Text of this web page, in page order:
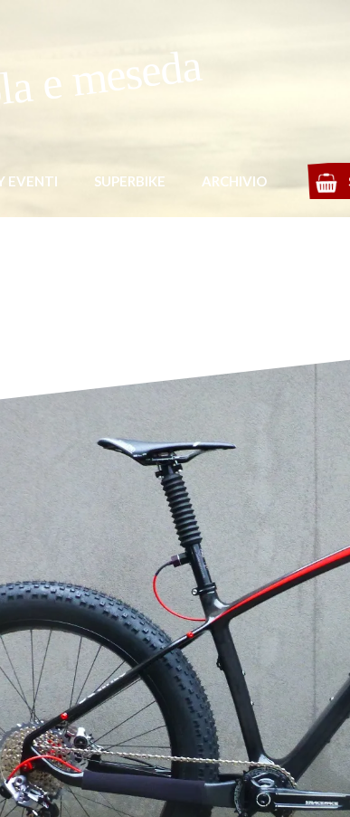
e meseda
EVENTI SUPERBIKE ARCHIVIO